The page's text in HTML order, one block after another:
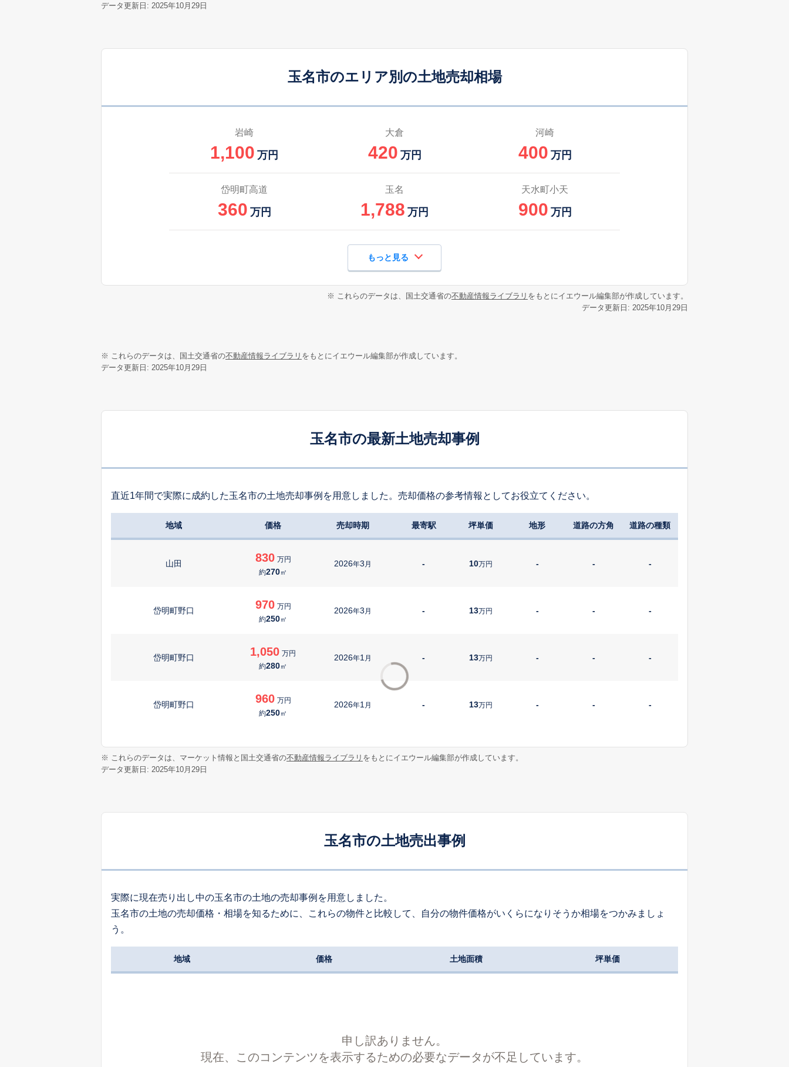
データ更新日: 2025年10月29日
玉名市のエリア別の土地売却相場
岩崎
1,100 万円
大倉
420 万円
河崎
400 万円
岱明町高道
360 万円
玉名
1,788 万円
天水町小天
900 万円
もっと見る
※ これらのデータは、国土交通省の不動産情報ライブラリ をもとにイエウール編集部が作成しています。
データ更新日: 2025年10月29日
※ これらのデータは、国土交通省の不動産情報ライブラリ をもとにイエウール編集部が作成しています。
データ更新日: 2025年10月29日
玉名市の最新土地売却事例
直近1年間で実際に成約した玉名市の土地売却事例を用意しました。売却価格の参考情報としてお役立てください。
地域 価格 売却時期 最寄駅 坪単価 地形 道路の方角 道路の種類
山田 830 万円
約270㎡
2026年3 月 - 10万円 - - -
岱明町野口 970 万円
約250㎡
2026年3 月 - 13万円 - - -
岱明町野口 1,050 万円
約280㎡
2026年1月 - 13万円 - - -
岱明町野口 960 万円
約250㎡
2026年1月 - 13万円 - - -
※ これらのデータは、マーケット情報と国土交通省の不動産情報ライブラリ をもとにイエウール編集部が作成しています。
データ更新日: 2025年10月29日
玉名市の土地売出事例
実際に現在売り出し中の玉名市の土地の売却事例を用意しました。
玉名市の土地の売却価格・相場を知るために、これらの物件と比較して、自分の物件価格がいくらになりそうか相場をつかみましょ
う。
地域 価格 土地面積 坪単価
申し訳ありません。
現在、このコンテンツを表示するための必要なデータが不足しています。